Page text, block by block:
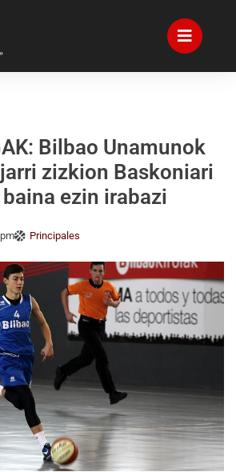
Bilbao Unamunok
zizkion Baskoniari
ezin irabazi
Principales